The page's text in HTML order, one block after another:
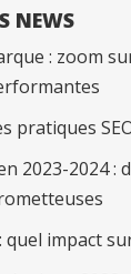
NEWS
: zoom
pratiques
2023-2024 :
quel impact